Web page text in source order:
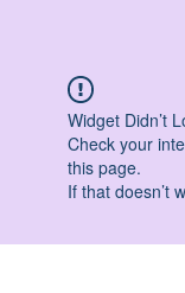
Widget Didn’t
Check your
this page.
If that doesn’t